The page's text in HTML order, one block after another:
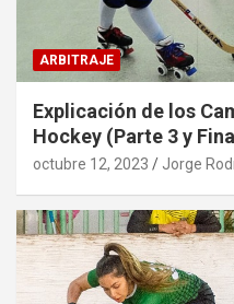
ARBITRAJE
Explicación de los
Hockey (Parte 3 y
octubre 12, 2023 Jorge